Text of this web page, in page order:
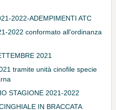
2022-ADEMPIMENTI ATC
2022 conformato all'ordinanza
2021
tramite unità cinofile specie
STAGIONE 2021-2022
IN BRACCATA